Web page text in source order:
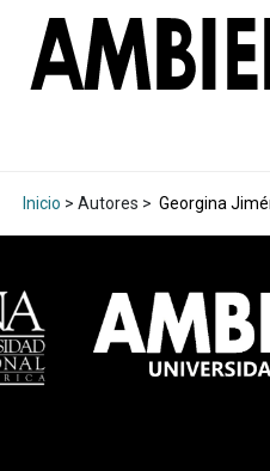
Inicio > Autores > Georgina